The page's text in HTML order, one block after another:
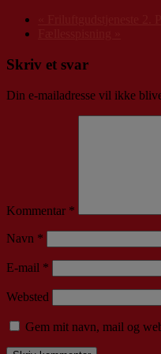
Skriv et svar
Din e-mailadresse vil ikke
Kommentar *
Navn *
E-mail *
Websted
Gem mit navn, mail og